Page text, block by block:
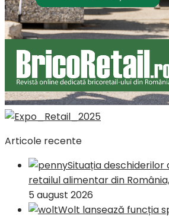
Articole recente
Situația deschiderilor
retailul alimentar din
5 august 2026
Wolt lansează funcția